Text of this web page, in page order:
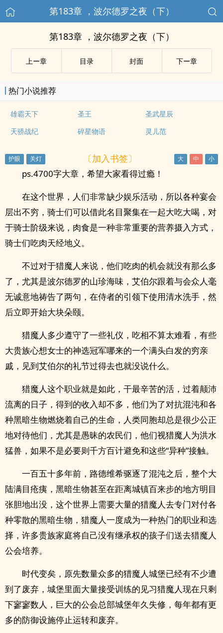
第183章 ，波尔德罗之夜（下）
第183章 ，波尔德罗之夜（下）
上ー章 目录 封面 下ー章
热门小说推荐
雄霸天下 圣王
圣武星辰
天骄战纪
碎星物语 灵儿范
〔加入书签〕
ps.4700字大章，希望大家看得过瘾！
在这个世界，人们非常缺少娱乐活动，所以各种宴会
层出不穷，骑士们可以借此名目聚集在一起大吃大喝，对
于骑士阶级来说，肉食是一种非常重要的营养摄入方式，
骑士们吃肉天经地义。
不过对于猎魔人来说，他们吃肉的机会就没有那么多
了，尤其是波尔德罗的山珍海味，艾伯尔跟着与会众人毫
无诚意地祷告了两句，在侍者的引领下使用清水洗手，然
后立即开始大块朵颐。
猎魔人多少遵守了一些礼仪，吃相不算太难看，有些
大贵族心想女士的神选冠军哪来的一个满头白发的穷亲
戚，见到艾伯尔的礼节过得去也就没说什么。
猎魔人这个职业就是如此，干最辛苦的活，过着颠沛
流离的日子，得到的收入却不多，他们为了对抗混沌和各
种黑暗生物燃烧着自己的生命，人类同胞却总是很少公正
地对待他们，尤其是愚昧的农民们，他们视猎魔人为洪水
猛兽，如果不是必要则千方百计避免和这些“异种”接触。
一百五十多年前，路德维希驱逐了混沌之后，整个大
陆满目疮痍，黑暗生物甚至在距离城镇百来步的地方明目
张胆地出没，这个世界上需要大量的猎魔人去专门对付各
种零散的黑暗生物，猎魔人一度成为一种热门的职业和选
择，许多贵族家庭将自己没有继承权的孩子们送去猎魔人
公会培养。
时代变矣，原先数量众多的猎魔人城堡已经有不少遭
到了废弃，城堡里面大量接受训练的见习猎魔人现在只剩
下寥寥数人，巨大的公会总部城堡年久失修，每年都有更
多的防御设施停止运转和废弃。